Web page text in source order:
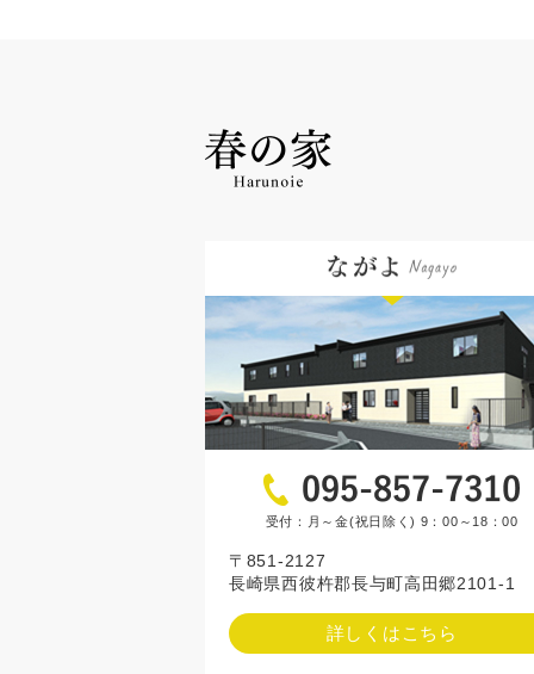
受付：月～金(祝日除く) 9：00～18：00
〒851-2127
長崎県西彼杵郡長与町高田郷2101-1
詳しくはこちら